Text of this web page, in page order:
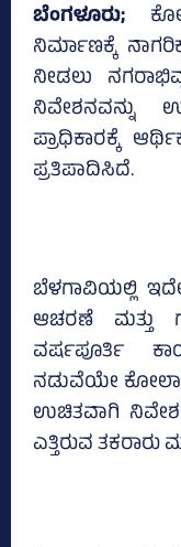
ಬೆಂಗಳೂರು;
ನಿರ್ಮಾಣಕ್ಕೆ
ನೀಡಲು
ನಿವೇಶನವನ್ನು
ಪ್ರಾಧಿಕಾರಕ್ಕೆ
ಪ್ರತಿಪಾದಿಸಿದೆ.
ಬೆಳಗಾವಿಯಲ್ಲಿ
ಆಚರಣೆ ಮತ್ತು
ವರ್ಷಪೂರ್ತಿ
ನಡುವೆಯೇ
ಉಚಿತವಾಗಿ
ಎತ್ತಿರುವ ತಕರಾರು